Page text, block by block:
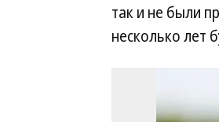
так и не были
несколько лет